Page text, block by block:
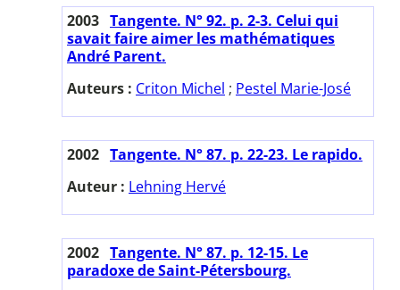
2003 Tangente. N° 92. p. 2-3. Celui qui
savait faire aimer les mathématiques
André Parent.
Auteurs : Criton Michel ; Pestel Marie-José
2002 Tangente. N° 87. p. 22-23. Le rapido.
Auteur : Lehning Hervé
2002 Tangente. N° 87. p. 12-15. Le
paradoxe de Saint-Pétersbourg.